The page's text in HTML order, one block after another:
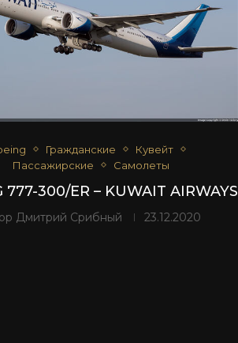
Гражданские
Кувейт
Пассажирские
Самолеты
777-300/ER – KUWAIT AIRWAYS
Дмитрий Срибный 23.12.2020